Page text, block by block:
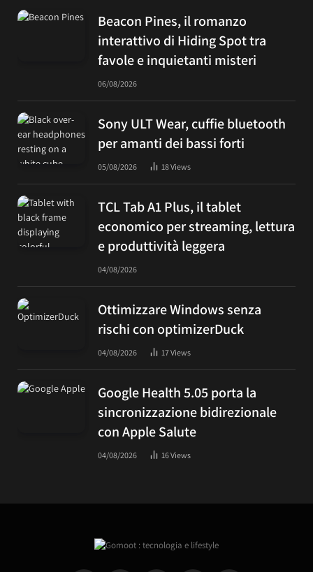
Beacon Pines, il romanzo
interattivo di Hiding Spot tra
favole e inquietanti misteri
06/08/2026
Sony ULT Wear, cuffie bluetooth
per amanti dei bassi forti
05/08/2026 18Views
TCL Tab A1 Plus, il tablet
economico per streaming, lettura
e produttività leggera
04/08/2026
Ottimizzare Windows senza
rischi con optimizerDuck
04/08/2026 17Views
Google Health 5.05 porta la
sincronizzazione bidirezionale
con Apple Salute
04/08/2026 16Views